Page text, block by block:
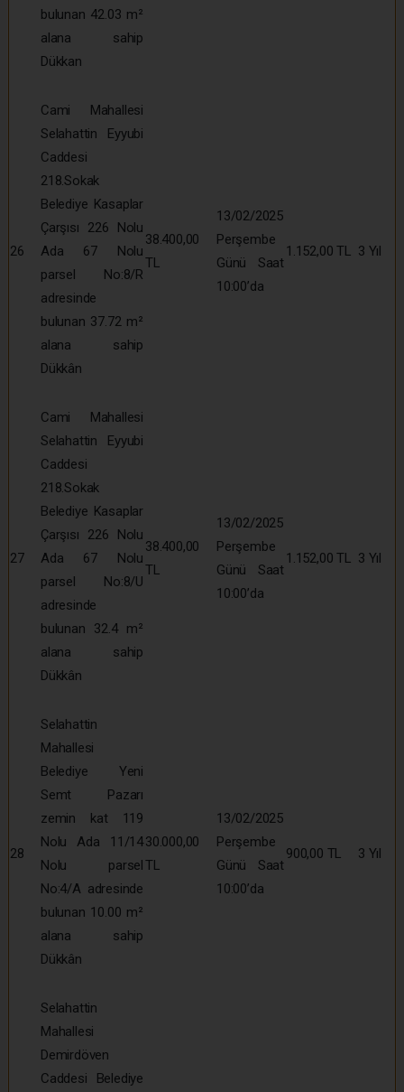
bulunan 42.03 m²
alana sahip
Dükkan
26
Cami Mahallesi
Selahattin Eyyubi
Caddesi
218.Sokak
Belediye Kasaplar
Çarşısı 226 Nolu
Ada 67 Nolu
parsel No:8/R
adresinde
bulunan 37.72 m²
alana sahip
Dükkân
38.400,00
TL
13/02/2025
Perşembe
Günü Saat
10:00’da
1.152,00 TL 3 Yıl
27
Cami Mahallesi
Selahattin Eyyubi
Caddesi
218.Sokak
Belediye Kasaplar
Çarşısı 226 Nolu
Ada 67 Nolu
parsel No:8/U
adresinde
bulunan 32.4 m²
alana sahip
Dükkân
38.400,00
TL
13/02/2025
Perşembe
Günü Saat
10:00’da
1.152,00 TL 3 Yıl
28
Selahattin
Mahallesi
Belediye Yeni
Semt Pazarı
zemin kat 119
Nolu Ada 11/14
Nolu parsel
No:4/A adresinde
bulunan 10.00 m²
alana sahip
Dükkân
30.000,00
TL
13/02/2025
Perşembe
Günü Saat
10:00’da
900,00 TL 3 Yıl
Selahattin
Mahallesi
Demirdöven
Caddesi Belediye